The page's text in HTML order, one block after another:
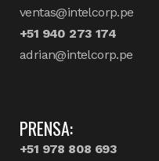
ventas@intelcorp.pe
+51 940 273 174
adrian@intelcorp.pe
PRENSA:
+51 978 808 693